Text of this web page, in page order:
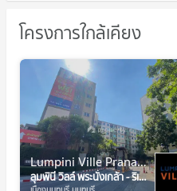
โครงการใกล้เคียง
Lumpini Ville Pranangklao - Riverview
ลุมพินี วิลล์ พระนั่งเกล้า - ริเวอร์วิว